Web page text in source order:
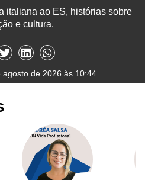
italiana ao ES, histórias sobre
e cultura.
agosto de 2026 às 10:44